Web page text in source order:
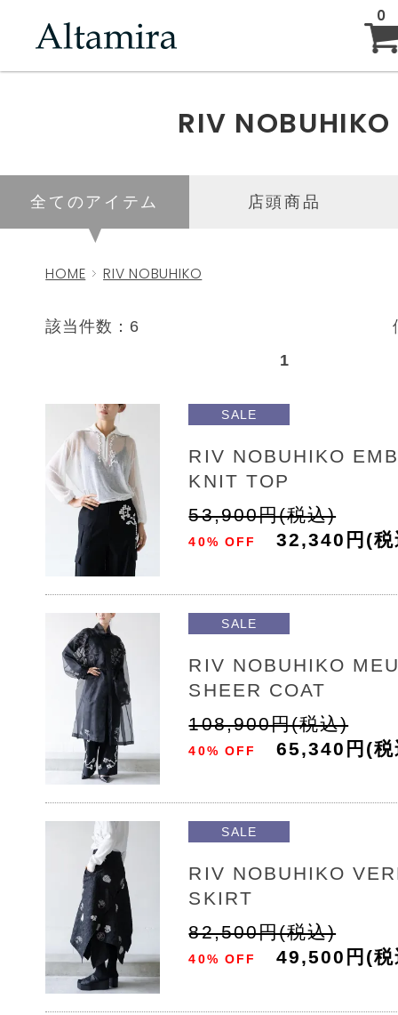
0
ABOUT
RIV NOBUHIKO
全てのアイテム 店頭商品
HOME RIV NOBUHIKO
該当件数：6
1
SALE
RIV NOBUHIKO
KNIT TOP
53,900円(税込)
40% OFF 32,340円(
SALE
RIV NOBUHIKO
SHEER COAT
108,900円(税込)
40% OFF 65,340円(
SALE
RIV NOBUHIKO
SKIRT
82,500円(税込)
40% OFF 49,500円(